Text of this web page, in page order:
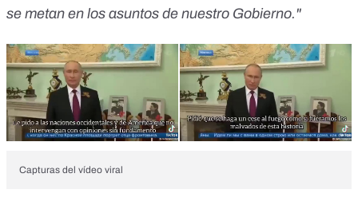
se metan en los asuntos de nuestro Gobierno."
Capturas del vídeo viral